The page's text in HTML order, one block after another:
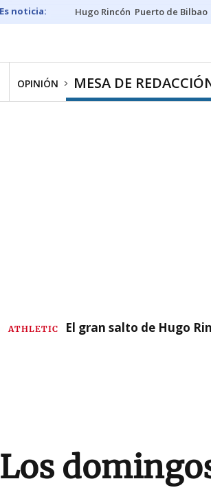
Hugo Rincón Puerto de Bilbao
OPINIÓN MESA DE
ATHLETIC El gran salto de Hugo
Los